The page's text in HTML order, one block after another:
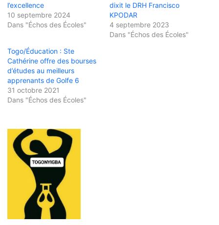
l’excellence
10 septembre 2024
Dans "Échos des Écoles"
dixit le DRH Francisco
KPODAR
4 septembre 2023
Dans "Échos des Écoles"
Togo/Éducation : Ste
Cathérine offre des bourses
d’études au meilleurs
apprenants de Golfe 6
31 octobre 2021
Dans "Échos des Écoles"